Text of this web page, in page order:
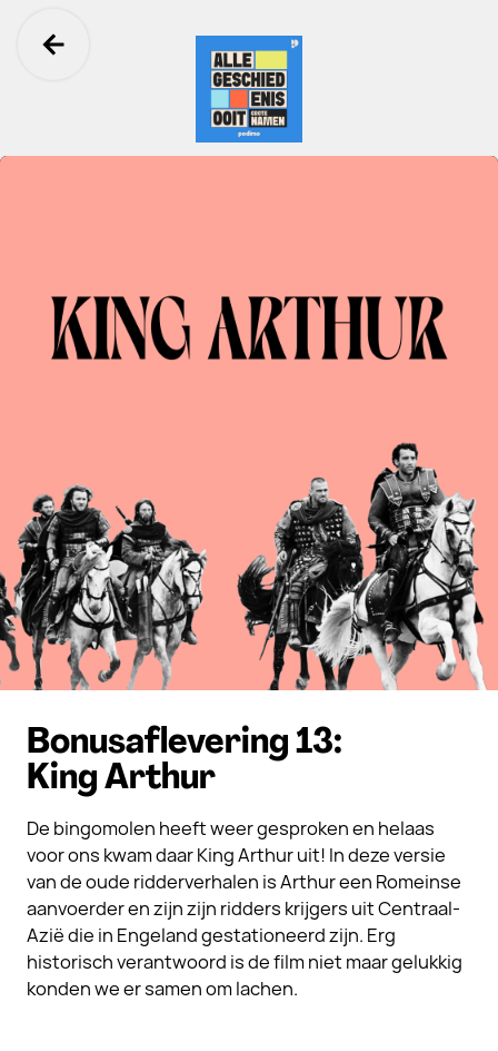
Ga terug
Bonusaflevering 13:
King Arthur
De bingomolen heeft weer gesproken en helaas
voor ons kwam daar King Arthur uit! In deze versie
van de oude ridderverhalen is Arthur een Romeinse
aanvoerder en zijn zijn ridders krijgers uit Centraal-
Azië die in Engeland gestationeerd zijn. Erg
historisch verantwoord is de film niet maar gelukkig
konden we er samen om lachen.